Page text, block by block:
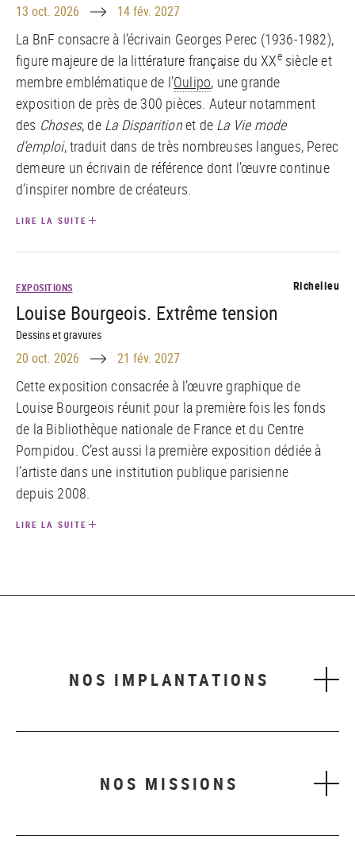
13 oct. 2026 Until 14 fév. 2027
La BnF consacre à l’écrivain Georges Perec (1936-1982),
figure majeure de la littérature française du XXesiècle et
membre emblématique de l’Oulipo, une grande
exposition de près de 300 pièces. Auteur notamment
des Choses, de La Disparitionet de La Vie mode
d’emploi, traduit dans de très nombreuses langues, Perec
demeure un écrivain de référence dont l’œuvre continue
d’inspirer nombre de créateurs.
LIRE LA SUITE
EXPOSITIONS Richelieu
Louise Bourgeois. Extrême tension
Dessins et gravures
20 oct. 2026 Until 21 fév. 2027
Cette exposition consacrée à l’œuvre graphique de
Louise Bourgeois réunit pour la première fois les fonds
de la Bibliothèque nationale de France et du Centre
Pompidou. C’est aussi la première exposition dédiée à
l’artiste dans une institution publique parisienne
depuis 2008.
LIRE LA SUITE
NOS IMPLANTATIONS
NOS MISSIONS